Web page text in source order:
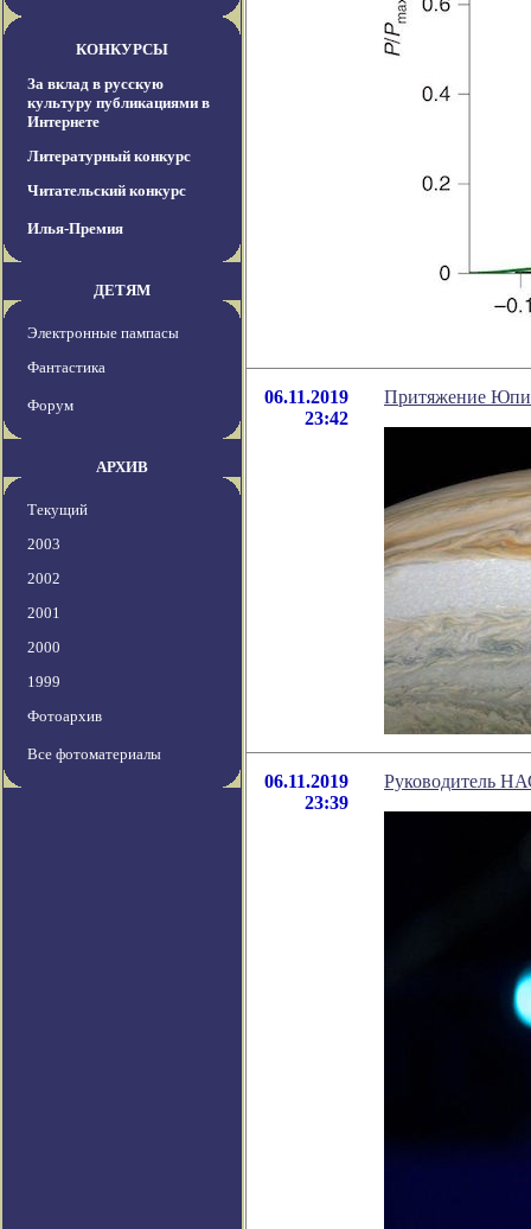
КОНКУРСЫ
За вклад в русскую
культуру публикациями в
Интернете
Литературный конкурс
Читательский конкурс
Илья-Премия
ДЕТЯМ
Электронные пампасы
Фантастика
Форум
АРХИВ
Текущий
2003
2002
2001
2000
1999
Фотоархив
Все фотоматериалы
06.11.2019
23:42
Притяжение
06.11.2019
23:39
Руководитель